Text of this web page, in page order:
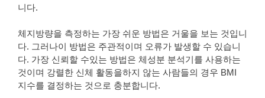
니다.
체지방량을 측정하는 가장 쉬운 방법은 거울을 보는 것입니
다. 그러나이 방법은 주관적이며 오류가 발생할 수 있습니
다. 가장 신뢰할 수있는 방법은 체성분 분석기를 사용하는
것이며 강렬한 신체 활동을하지 않는 사람들의 경우 BMI
지수를 결정하는 것으로 충분합니다.